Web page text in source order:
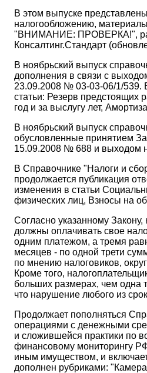
В этом выпуске
налогообложению,
"ВНИМАНИЕ: ПРОВЕРКА!",
Консалтинг.Стандарт
В ноябрьский выпуск
дополнения в связи с
23.09.2008 № 03-03-06/1/539.
статьи: Резерв предстоящих
год и за выслугу лет,
В ноябрьский выпуск
обусловленные принятием
15.09.2008 № 688 и
В Справочнике "Налоги и
продолжается публикация
изменения в статьи
физических лиц, Взносы на
Согласно указанному Закону,
должны оплачивать свое
одним платежом, а тремя
месяцев - по одной трети
по мнению налоговиков,
Кроме того,
больших размерах, чем одна
что нарушение любого из
Продолжает пополняться
операциями с денежными
и сложившейся практики по
финансовому мониторингу
иным имуществом, и
дополнен рубриками: